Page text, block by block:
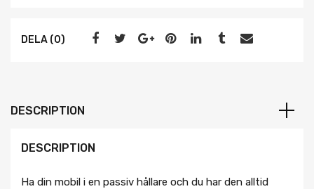
DELA (0)
DESCRIPTION
DESCRIPTION
Ha din mobil i en passiv hållare och du har den alltid